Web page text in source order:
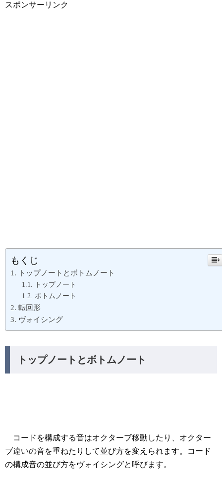
スポンサーリンク
もくじ
トップノートとボトムノート
トップノート
ボトムノート
転回形
ヴォイシング
トップノートとボトムノート
コードを構成する音はオクターブ移動したり、オクター
ブ違いの音を重ねたりして並び方を変えられます。コード
の構成音の並び方をヴォイシングと呼びます。